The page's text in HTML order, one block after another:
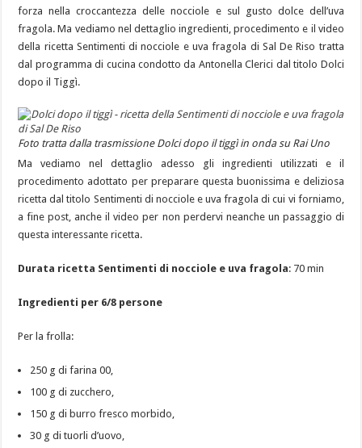
forza nella croccantezza delle nocciole e sul gusto dolce dell’uva
fragola. Ma vediamo nel dettaglio ingredienti, procedimento e il video
della ricetta Sentimenti di nocciole e uva fragola di Sal De Riso tratta
dal programma di cucina condotto da Antonella Clerici dal titolo Dolci
dopo il Tiggì.
Foto tratta dalla trasmissione Dolci dopo il tiggì in onda su Rai Uno
Ma vediamo nel dettaglio adesso gli ingredienti utilizzati e il
procedimento adottato per preparare questa buonissima e deliziosa
ricetta dal titolo Sentimenti di nocciole e uva fragola di cui vi forniamo,
a fine post, anche il video per non perdervi neanche un passaggio di
questa interessante ricetta.
Durata ricetta Sentimenti di nocciole e uva fragola: 70 min
Ingredienti per 6/8 persone
Per la frolla:
250 g di farina 00,
100 g di zucchero,
150 g di burro fresco morbido,
30 g di tuorli d’uovo,